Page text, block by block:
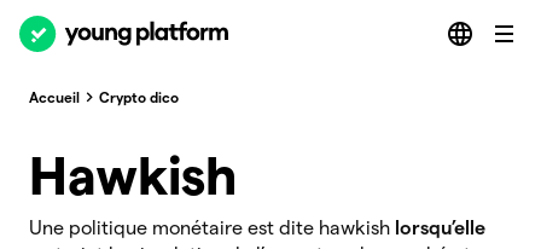
Accueil Crypto dico
Hawkish
Une politique monétaire est dite hawkish lorsqu’elle